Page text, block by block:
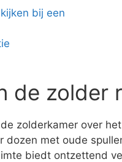
bij een
de zolder
zolderkamer over
dozen met oude
biedt ontzettend